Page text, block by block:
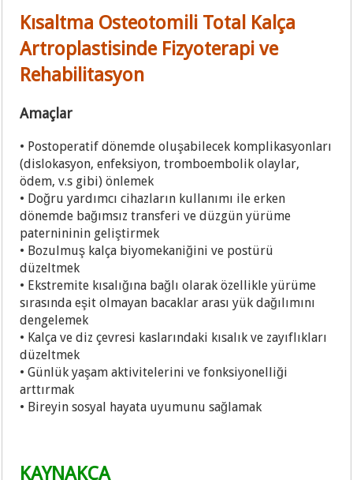
Kısaltma Osteotomili Total Kalça
Artroplastisinde Fizyoterapi ve
Rehabilitasyon
Amaçlar
• Postoperatif dönemde oluşabilecek komplikasyonları
(dislokasyon, enfeksiyon, tromboembolik olaylar,
ödem, v.s gibi) önlemek
• Doğru yardımcı cihazların kullanımı ile erken
dönemde bağımsız transferi ve düzgün yürüme
paternininin geliştirmek
• Bozulmuş kalça biyomekaniğini ve postürü
düzeltmek
• Ekstremite kısalığına bağlı olarak özellikle yürüme
sırasında eşit olmayan bacaklar arası yük dağılımını
dengelemek
• Kalça ve diz çevresi kaslarındaki kısalık ve zayıflıkları
düzeltmek
• Günlük yaşam aktivitelerini ve fonksiyonelliği
arttırmak
• Bireyin sosyal hayata uyumunu sağlamak
KAYNAKÇA